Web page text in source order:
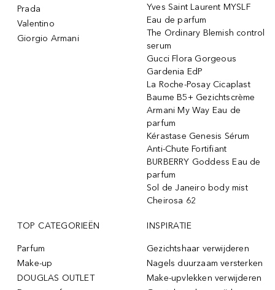
Prada
Valentino
Giorgio Armani
Yves Saint Laurent MYSLF
Eau de parfum
The Ordinary Blemish control
serum
Gucci Flora Gorgeous
Gardenia EdP
La Roche-Posay Cicaplast
Baume B5+ Gezichtscrème
Armani My Way Eau de
parfum
Kérastase Genesis Sérum
Anti-Chute Fortifiant
BURBERRY Goddess Eau de
parfum
Sol de Janeiro body mist
Cheirosa 62
TOP CATEGORIEËN
Parfum
Make-up
DOUGLAS OUTLET
INSPIRATIE
Gezichtshaar verwijderen
Nagels duurzaam versterken
Make-upvlekken verwijderen